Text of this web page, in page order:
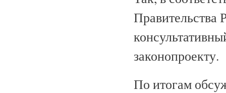
Правительства
законопроекту.
По итогам